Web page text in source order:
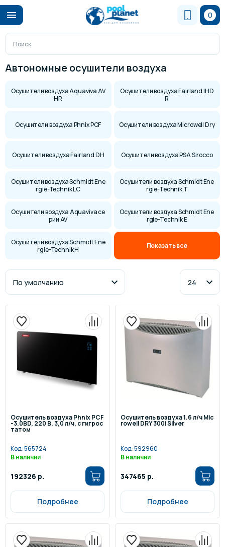
0
Автономные осушители воздуха
Осушители воздуха Aquaviva AV
HR
Осушители воздуха Fairland IHD
R
Осушители воздуха Phnix PCF Осушители воздуха Microwell Dry
Осушители воздуха Fairland DH Осушители воздуха PSA Sirocco
Осушители воздуха Schmidt Ene
rgie-Technik LC
Осушители воздуха Schmidt Ene
rgie-Technik T
Осушители воздуха Aquaviva се
рии AV
Осушители воздуха Schmidt Ene
rgie-Technik E
Осушители воздуха Schmidt Ene
rgie-Technik H
Показать все
Осушитель воздуха Phnix PCF
-3.0BD, 220 В, 3,0 л/ч, с гигрос
татом
Код:565724
В наличии
192326 р.
Подробнее
Осушитель воздуха 1.6 л/ч Mic
rowell DRY 300i Silver
Код:592960
В наличии
347465 р.
Подробнее